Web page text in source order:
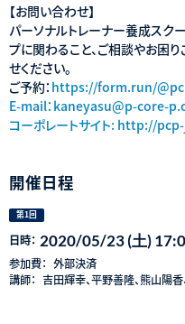
【お問い合わせ】
パーソナルトレーナー養成スク
プに関わること、ご相談やお困
せください。
ご予約： https://form.run/
E-mail：kaneyasu@p-core-
コーポレートサイト: http://
開催日程
第1回
日時： 2020/05/23 (土)
参加費： 外部決済
講師： 吉田輝幸、平野善隆、熊山陽